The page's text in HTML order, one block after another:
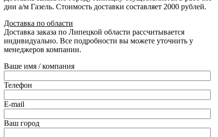
дни а/м Газель. Стоимость доставки составляет 2000 рублей.
Доставка по области
Доставка заказа по Липецкой области рассчитывается
индивидуально. Все подробности вы можете уточнить у
менеджеров компании.
Ваше имя / компания
Телефон
E-mail
Ваш город